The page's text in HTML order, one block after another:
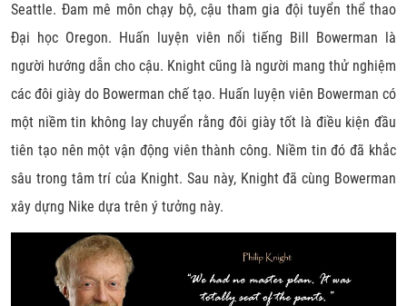
Seattle. Đam mê môn chạy bộ, cậu tham gia đội tuyển thể thao
Đại học Oregon. Huấn luyện viên nổi tiếng Bill Bowerman là
người hướng dẫn cho cậu. Knight cũng là người mang thử nghiệm
các đôi giày do Bowerman chế tạo. Huấn luyện viên Bowerman có
một niềm tin không lay chuyển rằng đôi giày tốt là điều kiện đầu
tiên tạo nên một vận động viên thành công. Niềm tin đó đã khắc
sâu trong tâm trí của Knight. Sau này, Knight đã cùng Bowerman
xây dựng Nike dựa trên ý tưởng này.